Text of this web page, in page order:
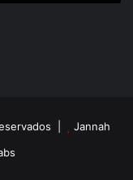
|
Jannah